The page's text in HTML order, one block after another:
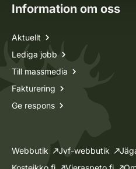
Information om oss
Aktuellt
Lediga jobb
Till massmedia
Fakturering
Ge respons
Webbutik Jvf-webbutik